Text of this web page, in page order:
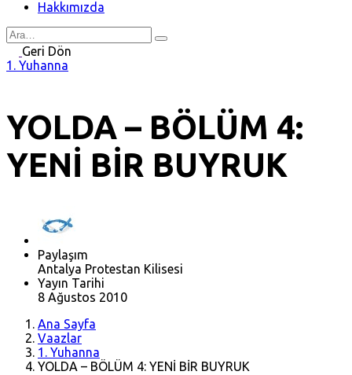
Hakkımızda
Search
forGeri Dön
1. Yuhanna
YOLDA – BÖLÜM 4:
YENİ BİR BUYRUK
Paylaşım
Antalya Protestan Kilisesi
Yayın Tarihi
8 Ağustos 2010
Ana Sayfa
Vaazlar
1. Yuhanna
YOLDA – BÖLÜM 4: YENİ BİR BUYRUK